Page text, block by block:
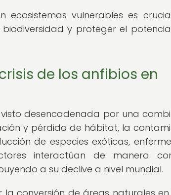
ecosistemas vulnerables es
y proteger el
de los anfibios en
desencadenada por una
y pérdida de hábitat, la
de especies exóticas,
interactúan de manera
a su declive a nivel mundial.